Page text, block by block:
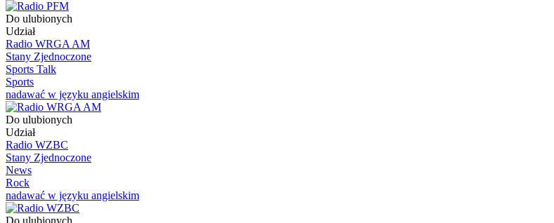
Do ulubionych
Udział
Radio WRGA AM
Stany Zjednoczone
Sports Talk
Sports
nadawać w języku angielskim
Do ulubionych
Udział
Radio WZBC
Stany Zjednoczone
News
Rock
nadawać w języku angielskim
Do ulubionych